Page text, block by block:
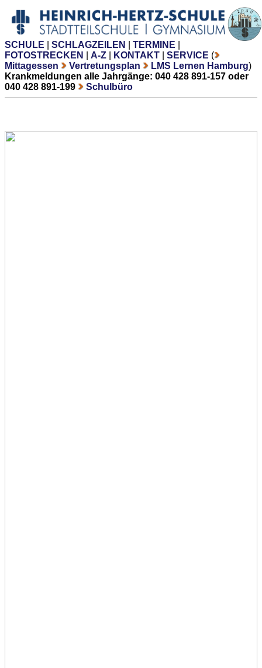
SCHULE SCHLAGZEILEN TERMINE
FOTOSTRECKEN
A-Z KONTAKT SERVICE (
Mittagessen
Vertretungsplan LMS Lernen Hamburg)
Krankmeldungen alle Jahrgänge: 040 428 891-157 oder
040 428 891-199
Schulbüro